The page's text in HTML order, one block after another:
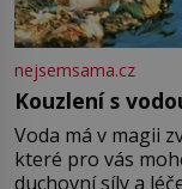
nejsemsama.cz
Kouzlení s
Voda má v magii
které pro vás
duchovní síly a